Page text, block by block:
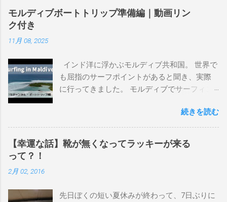
譲って、手元に無いのがほとんどだけど。 色
んなサーフボードに乗って、サーフィンの世
ーメイドビーチ 最もロングライドしてきたポ
イント スナッパー、レインボーベイ、グリ
ーンマウント、クーリービーチ、キラ、レノ
狙っているポイント バーレー、キラ、レイ
ンボーベイ、クーリービーチ 絶対に入りたい
ポイント ベルズビーチ、グレートオーシャ
モルディブボートトリップ準備編｜動画リン
ク付き
11月 08, 2025
インド洋に浮かぶモルディブ共和国。 世界で
も屈指のサーフポイントがあると聞き、実際
に行ってきました。 モルディブでサーフィン
テルやリゾートに滞在して目の前のブレイク
を独占するスタイル。もうひとつが、複数の
ポイントを巡る「ボートトリップ」です。 今
回はそのボートトリップで、時間と空間の贅
系YouTubeチャンネル「よういちチャンネル
続きを読む
【幸運な話】靴が無くなってラッキーが来る
って？！
2月 02, 2016
先日ぼくの短い夏休みが終わって、7日ぶりに